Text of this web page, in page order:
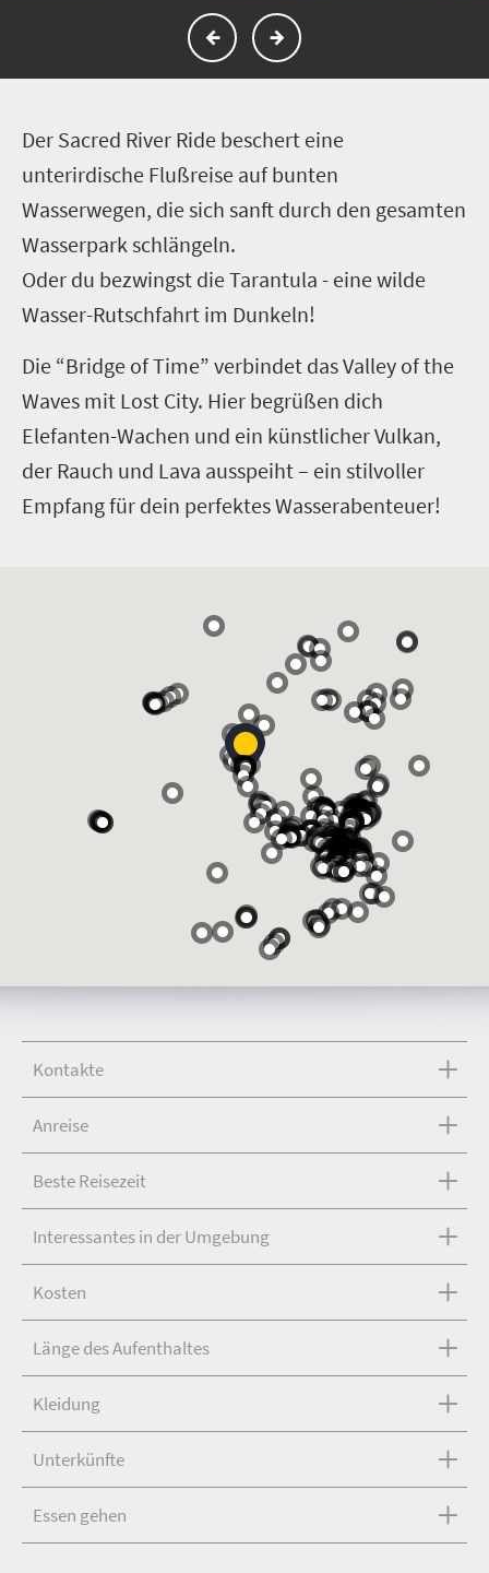
Der Sacred River Ride beschert eine
unterirdische Flußreise auf bunten
Wasserwegen, die sich sanft durch den gesamten
Wasserpark schlängeln.
Oder du bezwingst die Tarantula - eine wilde
Wasser-Rutschfahrt im Dunkeln!
Die “Bridge of Time” verbindet das Valley of the
Waves mit Lost City. Hier begrüßen dich
Elefanten-Wachen und ein künstlicher Vulkan,
der Rauch und Lava ausspeiht – ein stilvoller
Empfang für dein perfektes Wasserabenteuer!
Kontakte
Anreise
Beste Reisezeit
Interessantes in der Umgebung
Kosten
Länge des Aufenthaltes
Kleidung
Unterkünfte
Essen gehen